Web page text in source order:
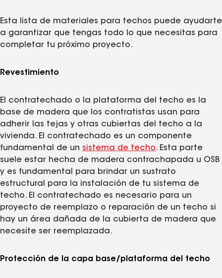
Esta lista de materiales para techos puede ayudarte
a garantizar que tengas todo lo que necesitas para
completar tu próximo proyecto.
Revestimiento
El contratechado o la plataforma del techo es la
base de madera que los contratistas usan para
adherir las tejas y otras cubiertas del techo a la
vivienda. El contratechado es un componente
fundamental de un sistema de techo. Esta parte
suele estar hecha de madera contrachapada u OSB
y es fundamental para brindar un sustrato
estructural para la instalación de tu sistema de
techo. El contratechado es necesario para un
proyecto de reemplazo o reparación de un techo si
hay un área dañada de la cubierta de madera que
necesite ser reemplazada.
Protección de la capa base/plataforma del techo